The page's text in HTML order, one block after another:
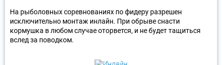
На рыболовных соревнованиях по фидеру разрешен
исключительно монтаж инлайн. При обрыве снасти
кормушка в любом случае оторвется, и не будет тащиться
вслед за поводком.